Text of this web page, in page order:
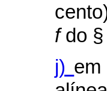
fdo
j)